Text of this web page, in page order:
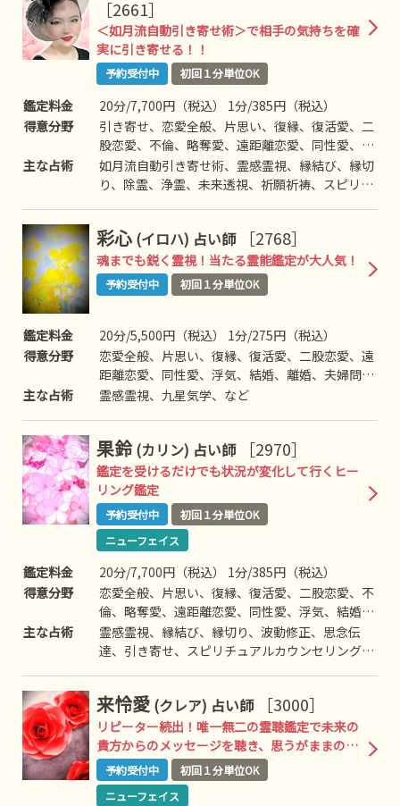
［2661］
＜如月流自動引き寄せ術＞で相手の気持ちを確
実に引き寄せる！！
予約受付中 初回１分単位OK
鑑定料金
20分/7,700円（税込） 1分/385円（税込）
得意分野
引き寄せ、恋愛全般、片思い、復縁、復活愛、二
股恋愛、不倫、略奪愛、遠距離恋愛、同性愛、浮
気、結婚、離婚、夫婦問題、家庭/家族問題、親
子、育児、教育、介護、引っ越し、仕事全般、適
動物、故人、心霊相談、など
主な占術
如月流自動引き寄せ術、霊感霊視、縁結び、縁切
り、除霊、浄霊、未来透視、祈願祈祷、スピリチ
動書記、前世/過去世、守護霊対話、死者との対
話、霊障除去、先祖供養、写真供養、人形供養、
過去世供養、高次との交信、アニマルコミニケー
ション、呪術、魂入/魂抜、命名/改名、霊符、な
彩心 (イロハ) 占い師 ［2768］
魂までも鋭く霊視！当たる霊能鑑定が大人気！
予約受付中 初回１分単位OK
鑑定料金
20分/5,500円（税込） 1分/275円（税込）
得意分野
恋愛全般、片思い、復縁、復活愛、二股恋愛、遠
距離恋愛、同性愛、浮気、結婚、離婚、夫婦問
題、家族/家庭問題、親子、育児、教育、介護、
運、運勢、健康、金銭、など
主な占術 霊感霊視、九星気学、など
果鈴 (カリン) 占い師 ［2970］
鑑定を受けるだけでも状況が変化して行くヒー
リング鑑定
予約受付中
初回１分単位OK
ニューフェイス
鑑定料金
20分/7,700円（税込） 1分/385円（税込）
得意分野
恋愛全般、片思い、復縁、復活愛、二股恋愛、不
倫、略奪愛、遠距離恋愛、同性愛、浮気、結婚、
離婚、夫婦問題、家庭問題、親子、育児、教育、
仕事全般、適職、経営、進路、人間関係、相性、
主な占術
霊感霊視、縁結び、縁切り、波動修正、思念伝
達、引き寄せ、スピリチュアルカウンセリング、
来怜愛 (クレア) 占い師 ［3000］
リピーター続出！唯一無二の霊聴鑑定で未来の
貴方からのメッセージを聴き、思うがままの未
来へ
予約受付中
初回１分単位OK
ニューフェイス